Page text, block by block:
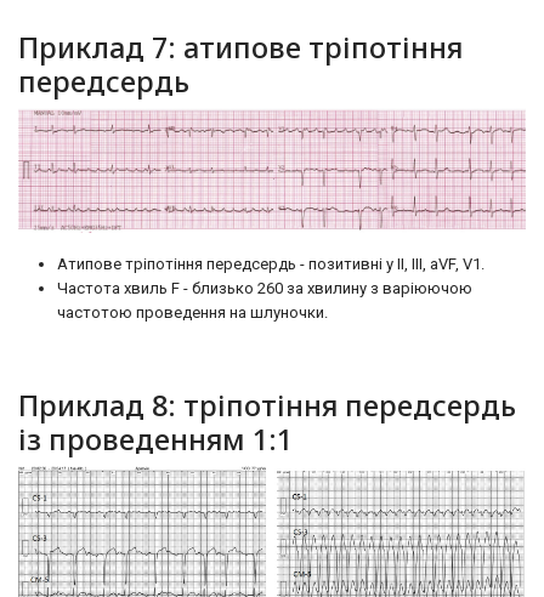
Приклад 7: атипове тріпотіння
передсердь
Атипове тріпотіння передсердь - позитивні у II, III, aVF, V1.
Частота хвиль F - близько 260 за хвилину з варіюючою
частотою проведення на шлуночки.
Приклад 8: тріпотіння передсердь
із проведенням 1:1